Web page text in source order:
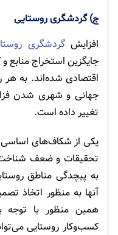
ج) گردشگری روستایی
افزایشگردشگری
جایگزین استخراج
اقتصادی شده‌اند. به
جهانی و شهری شدن
تغییر داده است.
یکی از شکاف‌های اساسی
تحقیقات و ضعف شناخت
به پیچدگی مناطق
آنها به منظور اتخاذ
همین منظور با توجه
کسب‌وکار روستایی